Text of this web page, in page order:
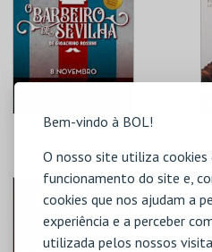
Bem-vindo à BOL!
O nosso site utiliza cookies
funcionamento do site e,
cookies que nos ajudam a
experiência e a perceber
utilizada pelos nossos
MAIS INFO
COMPRAR
O BARBEIRO DE
DE GIOACHINO
ROSSINI
COLISEU DE LISBOA
MAIS INFO